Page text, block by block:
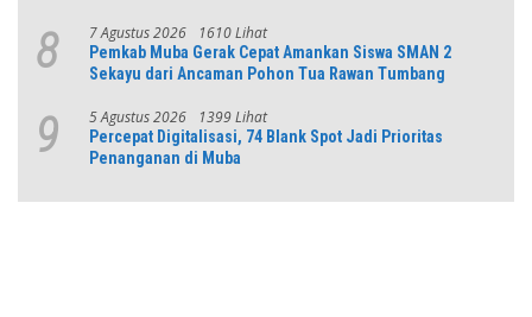
8 7 Agustus 2026 1610 Lihat
Pemkab Muba Gerak Cepat Amankan Siswa SMAN 2
Sekayu dari Ancaman Pohon Tua Rawan Tumbang
9 5 Agustus 2026 1399 Lihat
Percepat Digitalisasi, 74 Blank Spot Jadi Prioritas
Penanganan di Muba